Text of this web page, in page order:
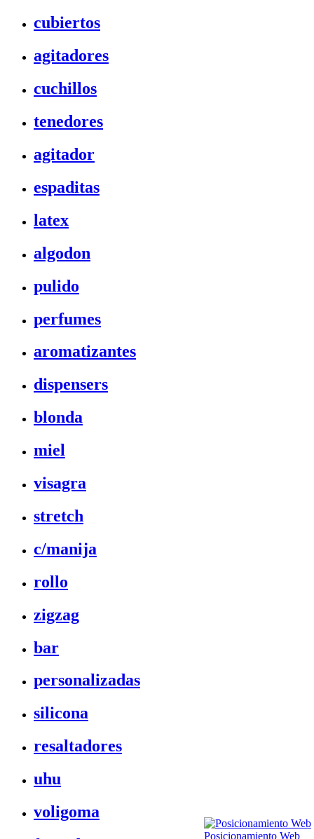
cubiertos
agitadores
cuchillos
tenedores
agitador
espaditas
latex
algodon
pulido
perfumes
aromatizantes
dispensers
blonda
miel
visagra
stretch
c/manija
rollo
zigzag
bar
personalizadas
silicona
resaltadores
uhu
voligoma
Posicionamiento Web